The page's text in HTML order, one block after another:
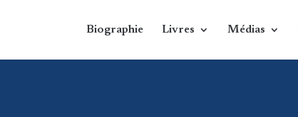
Biographie Livres Médias